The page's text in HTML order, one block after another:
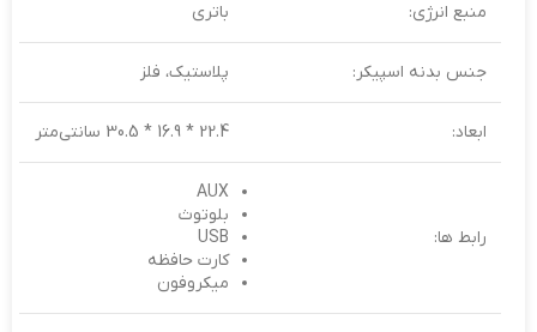
منبع انرژی: باتری
جنس بدنه اسپیکر: پلاستیک، فلز
ابعاد: 22.4 * 16.9 * 30.5 سانتی‌متر
رابط ها:
AUX
بلوتوث
USB
کارت حافظه
میکروفون